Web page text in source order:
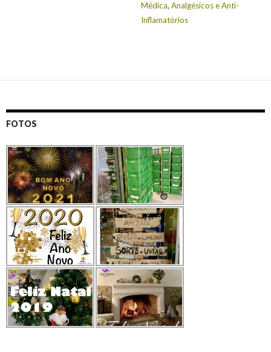
Médica, Analgésicos e Anti-
Inflamatórios
FOTOS